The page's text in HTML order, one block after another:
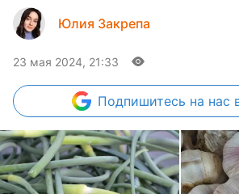
Юлия Закрепа
23 мая 2024, 21:33
Подпишитесь на нас